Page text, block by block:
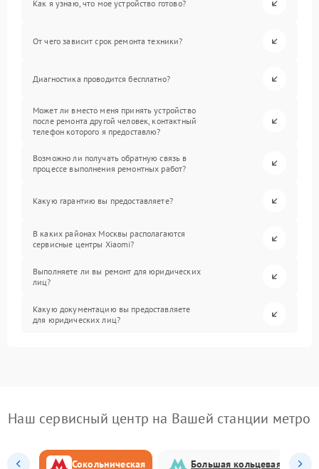
Как я узнаю, что мое устройство готово?
От чего зависит срок ремонта техники?
Диагностика проводится бесплатно?
Может ли вместо меня принять устройство
после ремонта другой человек, контактный
телефон которого я предоставлю?
Возможно ли получать обратную связь в
процессе выполнения ремонтных работ?
Какую гарантию вы предоставляете?
В каких районах Москвы располагаются
сервисные центры Xiaomi?
Выполняете ли вы ремонт для юридических
лиц?
Какую документацию вы предоставляете
для юридических лиц?
Наш сервисный центр на Вашей станции метро
Сокольническая Большая кольцевая